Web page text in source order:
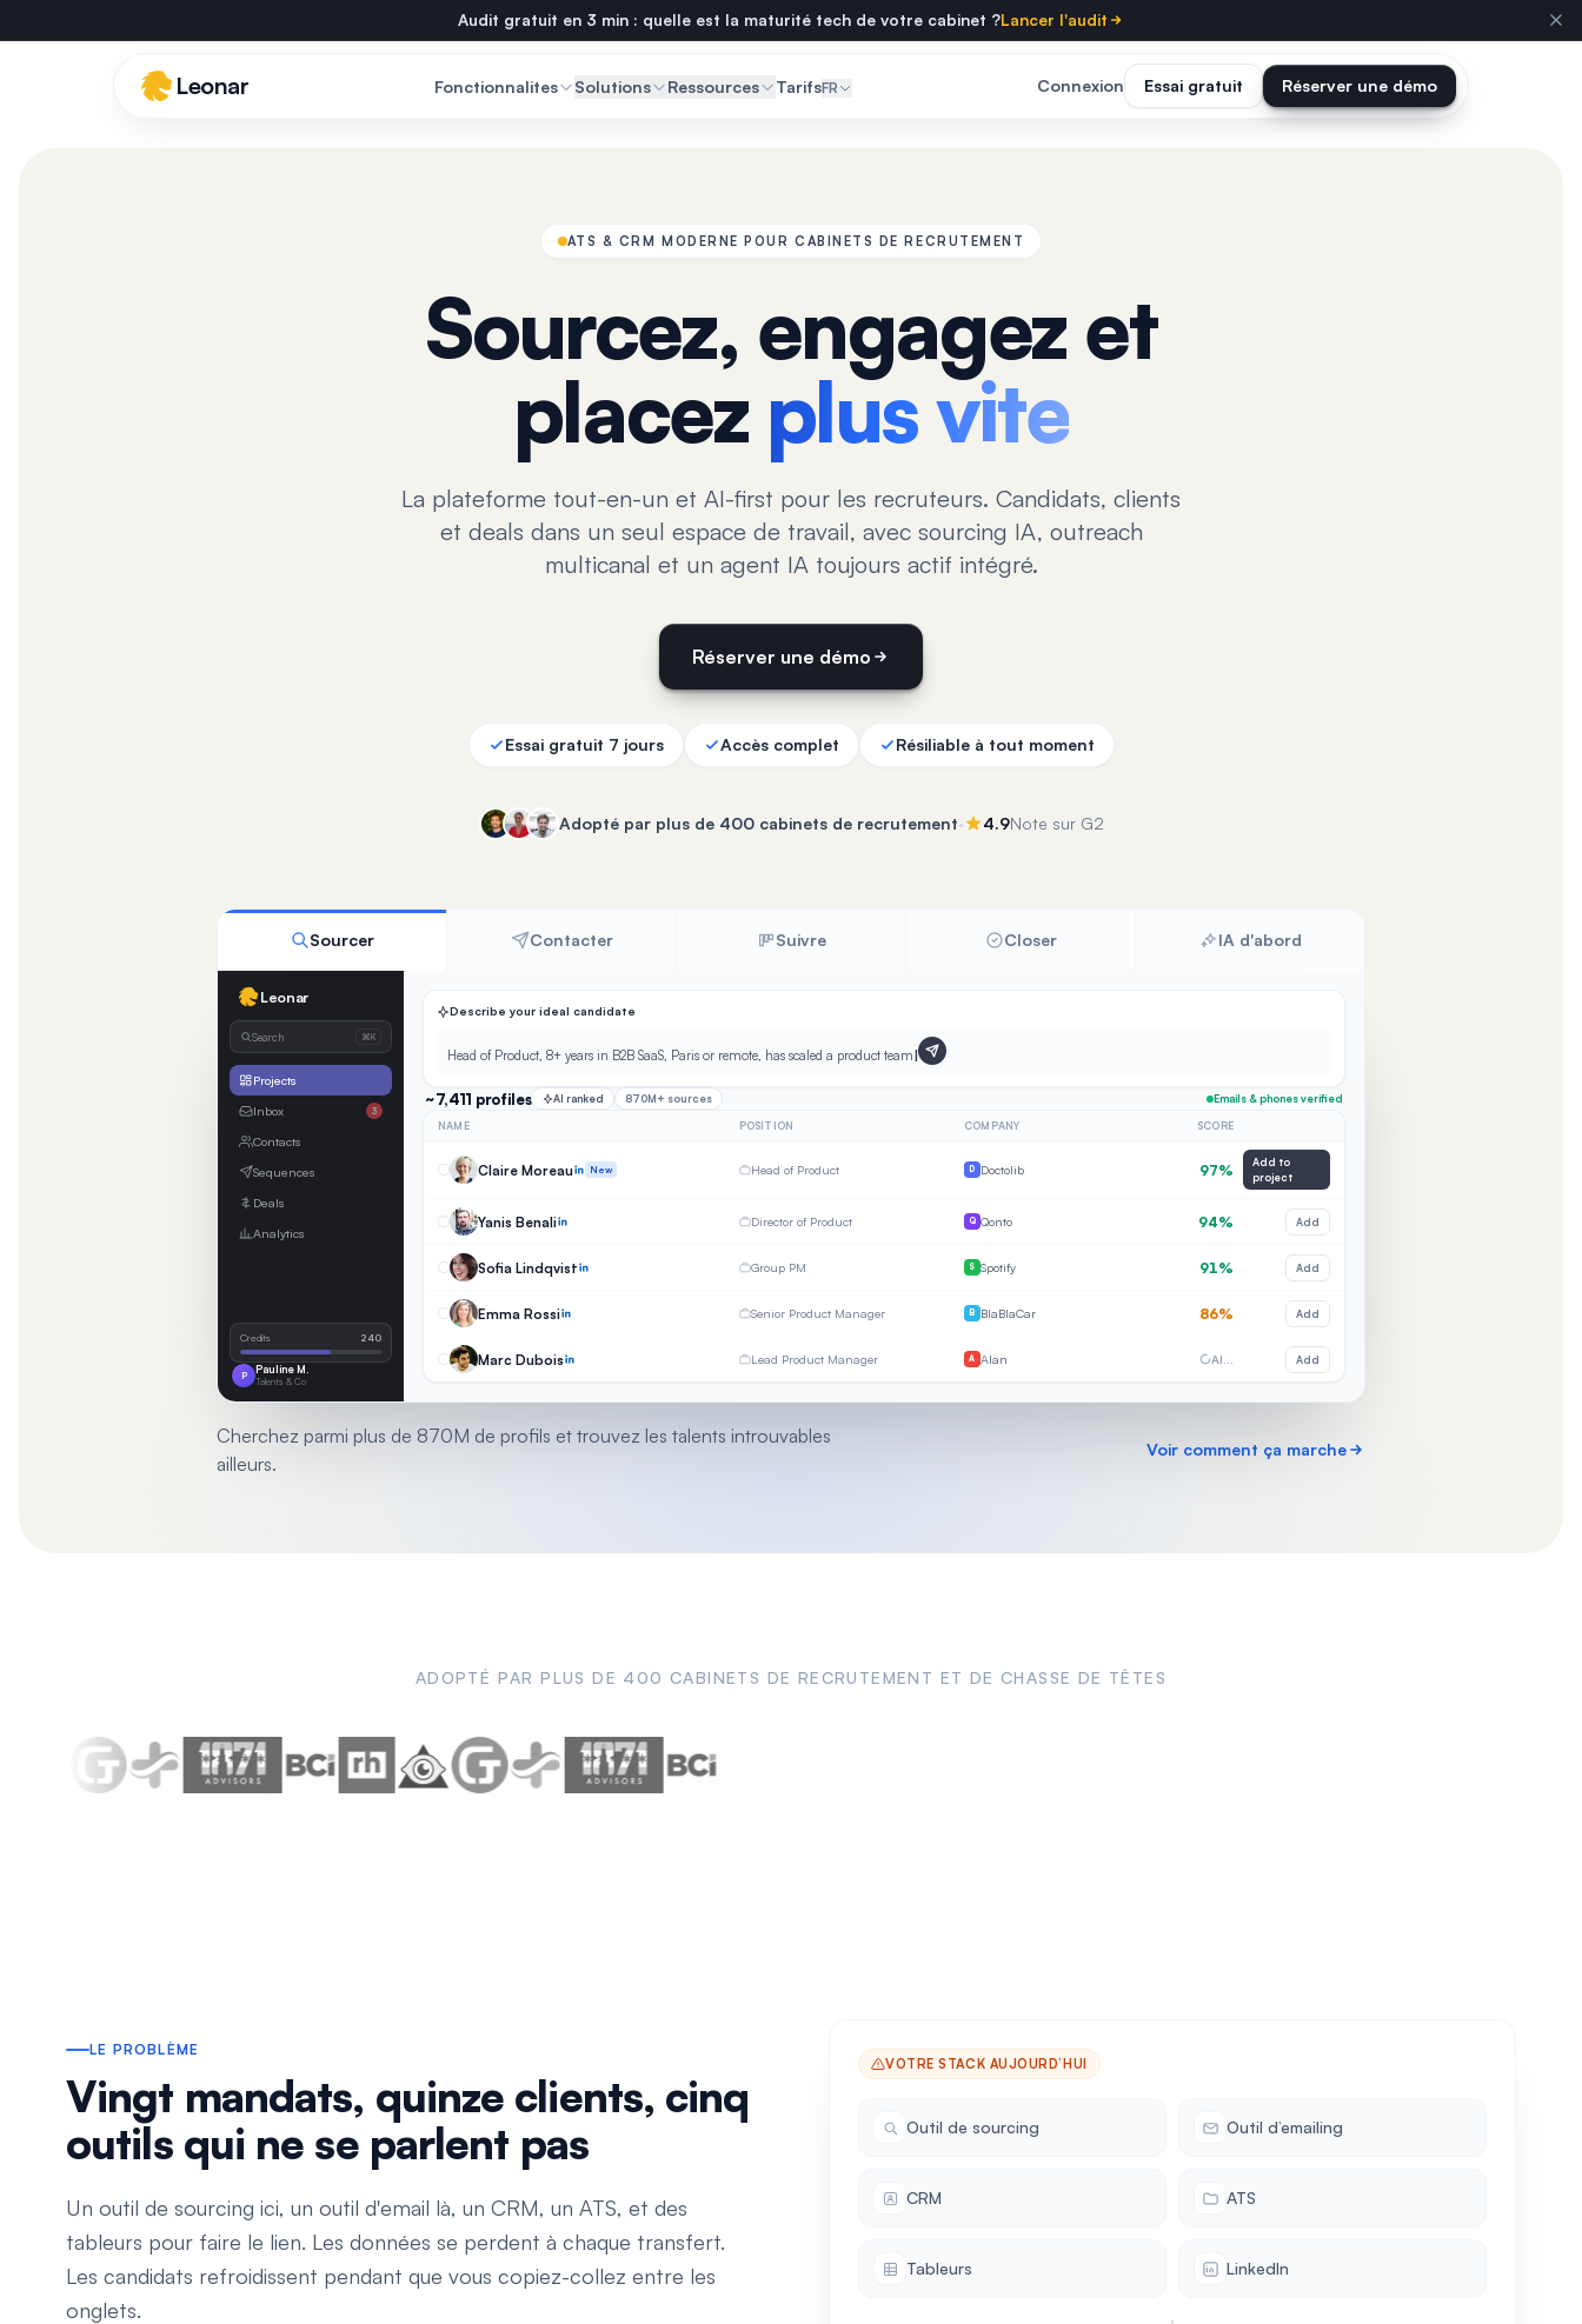
Audit gratuit en 3 min : quelle est la maturité tech de votre cabinet ?Lancer l'audit
Leonar Fonctionnalites Solutions Ressources TarifsFR Connexion Essai gratuit Réserver une démo
ATS & CRM MODERNE POUR CABINETS DE RECRUTEMENT
Sourcez, engagez et
placez plus vite
La plateforme tout-en-un et AI-first pour les recruteurs. Candidats, clients
et deals dans un seul espace de travail, avec sourcing IA, outreach
multicanal et un agent IA toujours actif intégré.
Réserver une démo
Essai gratuit 7 jours Accès complet Résiliable à tout moment
Adopté par plus de 400 cabinets de recrutement· 4.9Note sur G2
Sourcer Contacter Suivre Closer IA d'abord
Leonar
Search ⌘K
Projects
Inbox
3
Contacts
Sequences
Deals
Analytics
Credits 240
P Pauline M.
Talents & Co
Describe your ideal candidate
Head of Product, 8+ years in B2B SaaS, Paris or remote, has scaled a product team
~7,411 profiles AI ranked 870M+ sources Emails & phones verified
NAME POSITION COMPANY SCORE
Claire Moreau New Head of Product D Doctolib 97%
Add to
project
Yanis Benali Director of Product Q Qonto 94% Add
Sofia Lindqvist Group PM S Spotify 91% Add
Emma Rossi Senior Product Manager B BlaBlaCar 86% Add
Marc Dubois Lead Product Manager A Alan AI… Add
Cherchez parmi plus de 870M de profils et trouvez les talents introuvables
ailleurs.
Voir comment ça marche
ADOPTÉ PAR PLUS DE 400 CABINETS DE RECRUTEMENT ET DE CHASSE DE TÊTES
LE PROBLÈME
Vingt mandats, quinze clients, cinq
outils qui ne se parlent pas
Un outil de sourcing ici, un outil d'email là, un CRM, un ATS, et des
tableurs pour faire le lien. Les données se perdent à chaque transfert.
Les candidats refroidissent pendant que vous copiez-collez entre les
onglets.
VOTRE STACK AUJOURD’HUI
Outil de sourcing Outil d’emailing
CRM ATS
Tableurs LinkedIn